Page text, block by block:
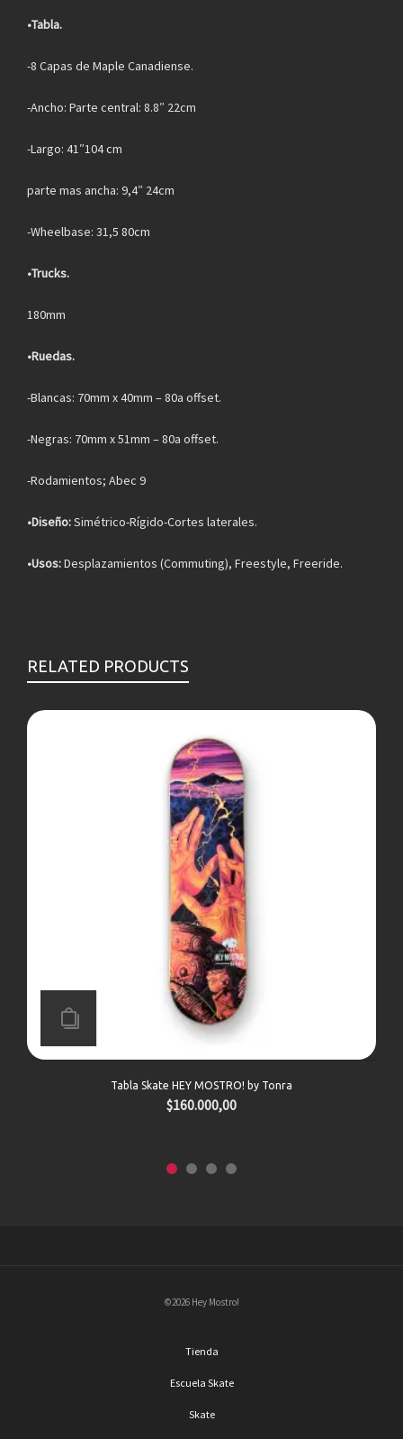
•Tabla.
-8 Capas de Maple Canadiense.
-Ancho: Parte central: 8.8″ 22cm
-Largo: 41″104 cm
parte mas ancha: 9,4″ 24cm
-Wheelbase: 31,5 80cm
•Trucks.
180mm
•Ruedas.
-Blancas: 70mm x 40mm – 80a offset.
-Negras: 70mm x 51mm – 80a offset.
-Rodamientos; Abec 9
•Diseño:Simétrico-Rígido-Cortes laterales.
•Usos:Desplazamientos (Commuting), Freestyle, Freeride.
RELATED PRODUCTS
Tabla Skate HEY MOSTRO! by Tonra
160.000,00
©2026 Hey Mostro!
Tienda
Escuela Skate
Skate